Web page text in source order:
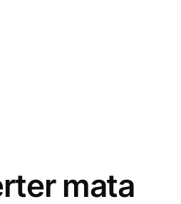
mata